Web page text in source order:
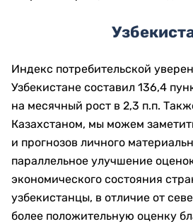
Индекс потребительской
Узбекистане составил 136,4
на месячный рост в 2,3 п.п.
Казахстаном, мы можем
и прогнозов личного
параллельное улучшение
экономического состояния
узбекистанцы, в отличие от
более положительную оценку